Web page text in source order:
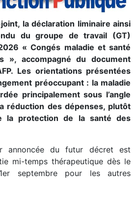
la déclaration liminaire ainsi
du groupe de travail (GT)
« Congés maladie et santé
», accompagné du document
Les orientations présentées
préoccupant : la maladie
principalement sous l’angle
réduction des dépenses, plutôt
la protection de la santé des
annoncée du futur décret est
mi-temps thérapeutique dès le
septembre pour les autres